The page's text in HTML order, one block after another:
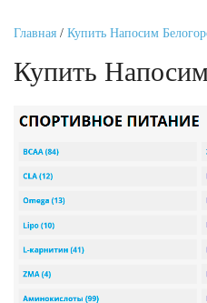
Главная / Купить Напосим
Купить